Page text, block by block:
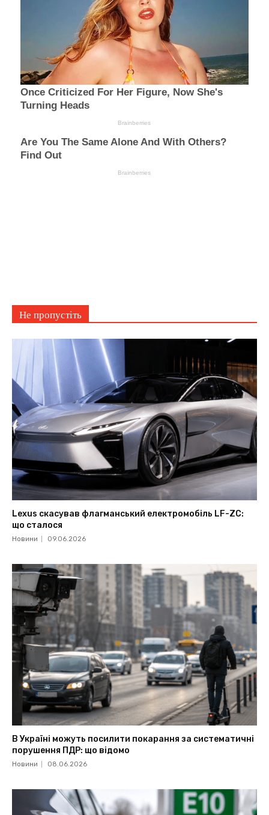
Не пропустіть
Lexus скасував флагманський електромобіль LF-ZC:
що сталося
Новини 09.06.2026
В Україні можуть посилити покарання за систематичні
порушення ПДР: що відомо
Новини 08.06.2026